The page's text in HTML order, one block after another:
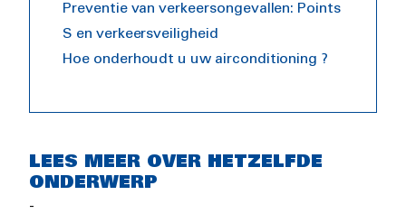
Preventie van verkeersongevallen: Points
S en verkeersveiligheid
Hoe onderhoudt u uw airconditioning ?
LEES MEER OVER HETZELFDE
ONDERWERP
-
Preventie van